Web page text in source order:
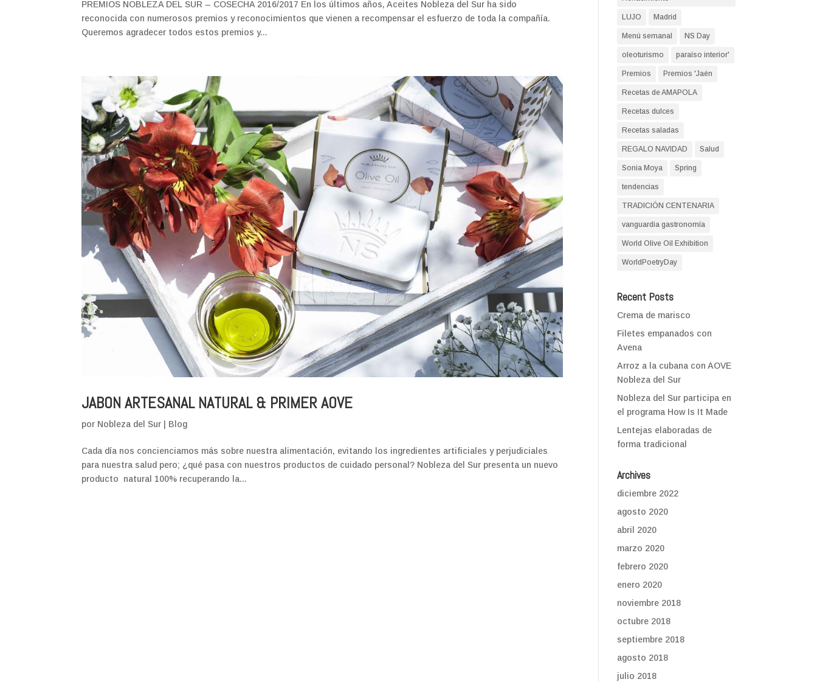
PREMIOS NOBLEZA DEL SUR – COSECHA 2016/2017 En los últimos años, Aceites Nobleza del Sur ha sido
reconocida con numerosos premios y reconocimientos que vienen a recompensar el esfuerzo de toda la compañía.
Queremos agradecer todos estos premios y...
JABON ARTESANAL NATURAL & PRIMER AOVE
por Nobleza del Sur | Blog
Cada día nos concienciamos más sobre nuestra alimentación, evitando los ingredientes artificiales y perjudiciales
para nuestra salud pero; ¿qué pasa con nuestros productos de cuidado personal? Nobleza del Sur presenta un nuevo
producto natural 100% recuperando la...
LUJO Madrid
Menú semanal NS Day
oleoturismo paraíso interior'
Premios Premios 'Jaén
Recetas de AMAPOLA
Recetas dulces
Recetas saladas
REGALO NAVIDAD Salud
Sonia Moya Spring
tendencias
TRADICIÓN CENTENARIA
vanguardia gastronomía
World Olive Oil Exhibition
WorldPoetryDay
Recent Posts
Crema de marisco
Filetes empanados con
Avena
Arroz a la cubana con AOVE
Nobleza del Sur
Nobleza del Sur participa en
el programa How Is It Made
Lentejas elaboradas de
forma tradicional
Archives
diciembre 2022
agosto 2020
abril 2020
marzo 2020
febrero 2020
enero 2020
noviembre 2018
octubre 2018
septiembre 2018
agosto 2018
julio 2018